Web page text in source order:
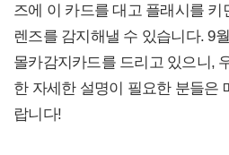
즈에 이 카드를 대고 플래시를
렌즈를 감지해낼 수 있습니다. 9
몰카감지카드를 드리고 있으니,
한 자세한 설명이 필요한 분들은
랍니다!